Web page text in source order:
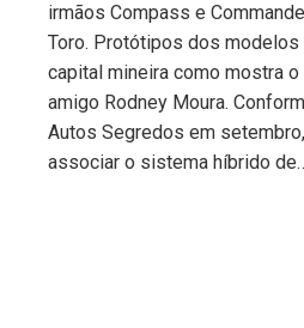
irmãos Compass e
Toro. Protótipos dos
capital mineira como mostra
amigo Rodney Moura.
Autos Segredos em
associar o sistema híbrido